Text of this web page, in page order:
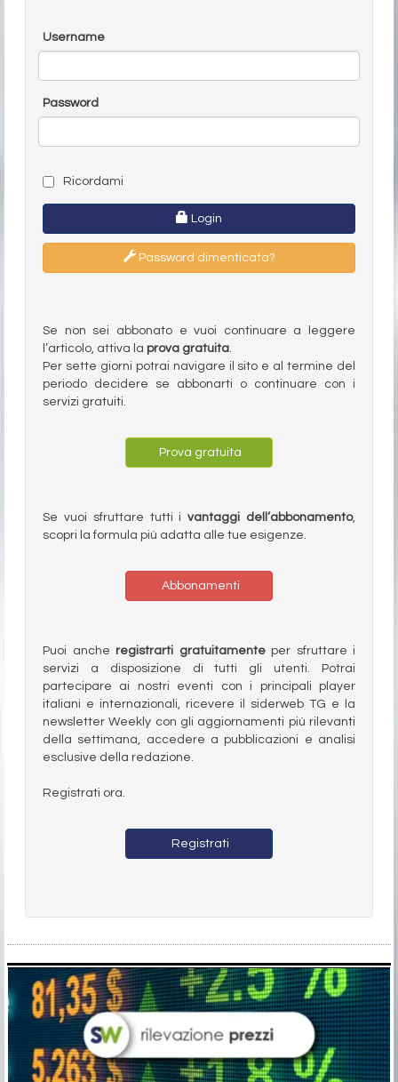
Username
Password
Ricordami
Login
Password dimenticata?
Se non sei abbonato e vuoi continuare a leggere
l’articolo, attiva la prova gratuita.
Per sette giorni potrai navigare il sito e al termine del
periodo decidere se abbonarti o continuare con i
servizi gratuiti.
Prova gratuita
Se vuoi sfruttare tutti ivantaggi dell’abbonamento,
scopri la formula più adatta alle tue esigenze.
Abbonamenti
Puoi anche registrarti gratuitamenteper sfruttare i
servizi a disposizione di tutti gli utenti. Potrai
partecipare ai nostri eventi con i principali player
italiani e internazionali, ricevere il siderweb TG e la
newsletter Weekly con gli aggiornamenti più rilevanti
della settimana, accedere a pubblicazioni e analisi
esclusive della redazione.
Registrati ora.
Registrati